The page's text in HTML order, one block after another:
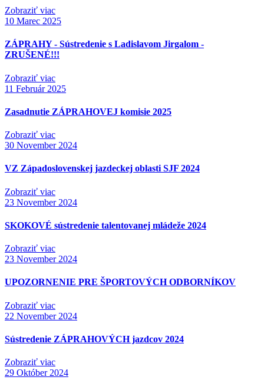
Zobraziť viac
10 Marec 2025
ZÁPRAHY - Sústredenie s Ladislavom Jirgalom -
ZRUŠENÉ!!!
Zobraziť viac
11 Február 2025
Zasadnutie ZÁPRAHOVEJ komisie 2025
Zobraziť viac
30 November 2024
VZ Západoslovenskej jazdeckej oblasti SJF 2024
Zobraziť viac
23 November 2024
SKOKOVÉ sústredenie talentovanej mládeže 2024
Zobraziť viac
23 November 2024
UPOZORNENIE PRE ŠPORTOVÝCH ODBORNÍKOV
Zobraziť viac
22 November 2024
Sústredenie ZÁPRAHOVÝCH jazdcov 2024
Zobraziť viac
29 Október 2024